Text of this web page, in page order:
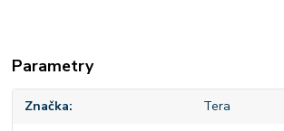
Parametry
Značka Tera